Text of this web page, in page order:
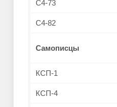
С4-73
С4-82
Самописцы
КСП-1
КСП-4